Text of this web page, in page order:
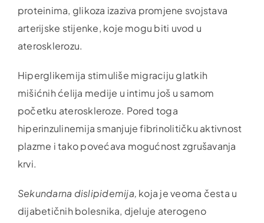
proteinima, glikoza izaziva promjene svojstava
arterijske stijenke, koje mogu biti uvod u
aterosklerozu.
Hiperglikemija stimuliše migraciju glatkih
mišićnih ćelija medije u intimu još u samom
početku ateroskleroze. Pored toga
hiperinzulinemija smanjuje fibrinolitičku aktivnost
plazme i tako povećava mogućnost zgrušavanja
krvi.
Sekundarna dislipidemija, koja je veoma česta u
dijabetičnih bolesnika, djeluje aterogeno